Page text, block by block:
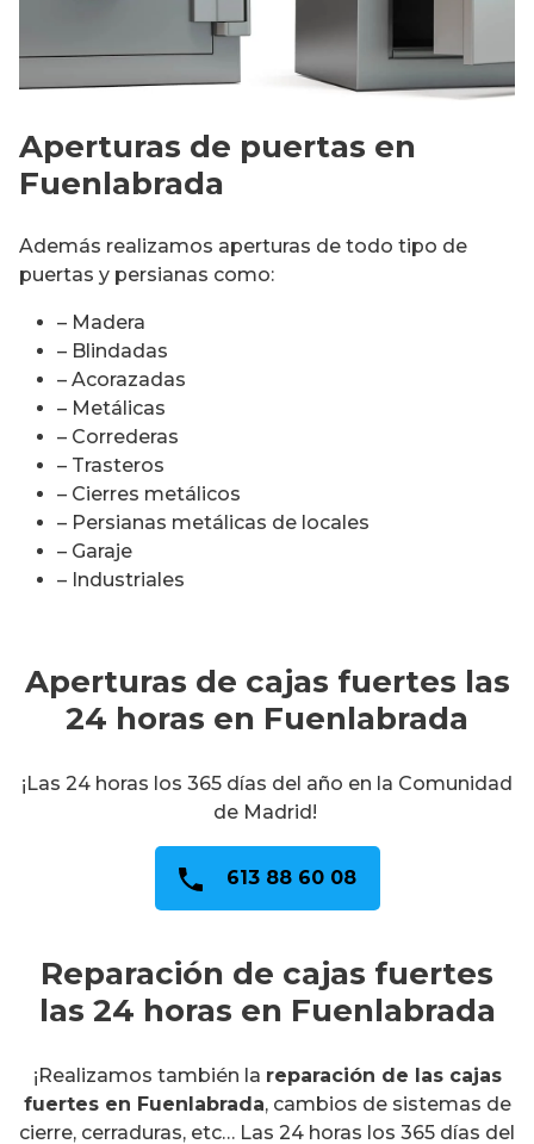
Aperturas de puertas en
Fuenlabrada
Además realizamos aperturas de todo tipo de
puertas y persianas como:
– Madera
– Blindadas
– Acorazadas
– Metálicas
– Correderas
– Trasteros
– Cierres metálicos
– Persianas metálicas de locales
– Garaje
– Industriales
Aperturas de cajas fuertes las
24 horas en Fuenlabrada
¡Las 24 horas los 365 días del año en la Comunidad
de Madrid!
613 88 60 08
Reparación de cajas fuertes
las 24 horas en Fuenlabrada
¡Realizamos también la reparación de las cajas
fuertes en Fuenlabrada, cambios de sistemas de
cierre, cerraduras, etc… Las 24 horas los 365 días del